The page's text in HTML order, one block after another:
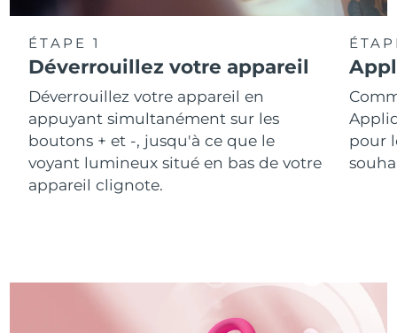
ÉTAPE 1
Déverrouillez votre appareil
Déverrouillez votre appareil en
appuyant simultanément sur les
boutons + et -, jusqu'à ce que le
voyant lumineux situé en bas de votre
appareil clignote.
pour